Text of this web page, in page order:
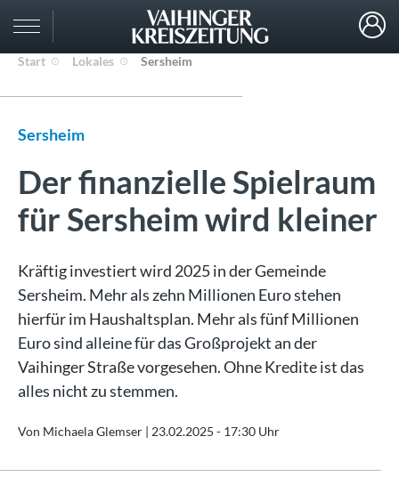
Start Lokales Sersheim
Sersheim
Der finanzielle Spielraum
für Sersheim wird kleiner
Kräftig investiert wird 2025 in der Gemeinde
Sersheim. Mehr als zehn Millionen Euro stehen
hierfür im Haushaltsplan. Mehr als fünf Millionen
Euro sind alleine für das Großprojekt an der
Vaihinger Straße vorgesehen. Ohne Kredite ist das
alles nicht zu stemmen.
Von Michaela Glemser | 23.02.2025 - 17:30 Uhr